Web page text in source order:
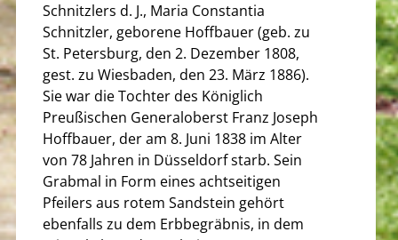
Schnitzlers d. J., Maria Constantia
Schnitzler, geborene Hoffbauer (geb. zu
St. Petersburg, den 2. Dezember 1808,
gest. zu Wiesbaden, den 23. März 1886).
Sie war die Tochter des Königlich
Preußischen Generaloberst Franz Joseph
Hoffbauer, der am 8. Juni 1838 im Alter
von 78 Jahren in Düsseldorf starb. Sein
Grabmal in Form eines achtseitigen
Pfeilers aus rotem Sandstein gehört
ebenfalls zu dem Erbbegräbnis, in dem